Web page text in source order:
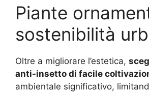
Piante
sostenibilità
Oltre a migliorare l’estetica,
anti-insetto di facile
ambientale significativo,